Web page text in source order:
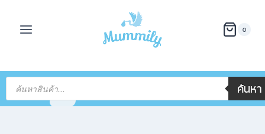
0
ค้นหา